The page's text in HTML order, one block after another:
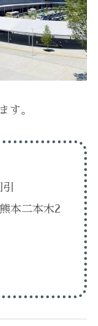
ます。
本二本木2